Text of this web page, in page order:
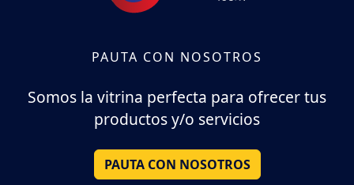
PAUTA CON NOSOTROS
Somos la vitrina perfecta para ofrecer tus
productos y/o servicios
PAUTA CON NOSOTROS